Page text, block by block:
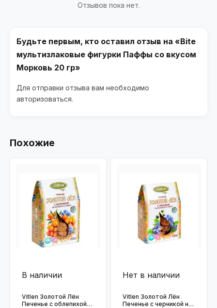
Отзывов пока нет.
Будьте первым, кто оставил отзыв на «Bite
мультизлаковые фигурки Паффы со вкусом
Морковь 20 гр»
Для отправки отзыва вам необходимо
авторизоваться.
Похожие
В наличии
Vitlen Золотой Лён
Печенье с облепихой
Нет в наличии
Vitlen Золотой Лён
Печенье с черникой на